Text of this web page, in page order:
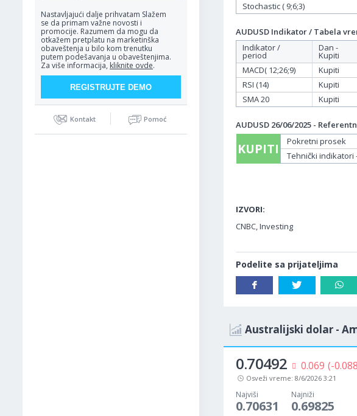
Nastavljajući dalje prihvatam Slažem
se da primam važne novosti i
promocije. Razumem da mogu da
otkažem pretplatu na marketinška
obaveštenja u bilo kom trenutku
putem podešavanja u obaveštenjima.
Za više informacija, kliknite ovde.
Kontakt Pomoć
Stochastic ( 9;6;3)
AUDUSD Indikator / Tabela
Indikator /
period
Dan -
Kupiti
MACD( 12;26;9)
Kupiti
RSI (14)
Kupiti
SMA 20
Kupiti
AUDUSD 26/06/2025 -
KUPITI Pokretni prosek
Tehnički indikatori
IZVORI:
CNBC, Investing
Podelite sa prijateljima
Australijski dolar -
0.70492 0.069 (-
Osveži vreme: 8/6/2026 3:21
Najviši
0.70631
Najniži
0.69825